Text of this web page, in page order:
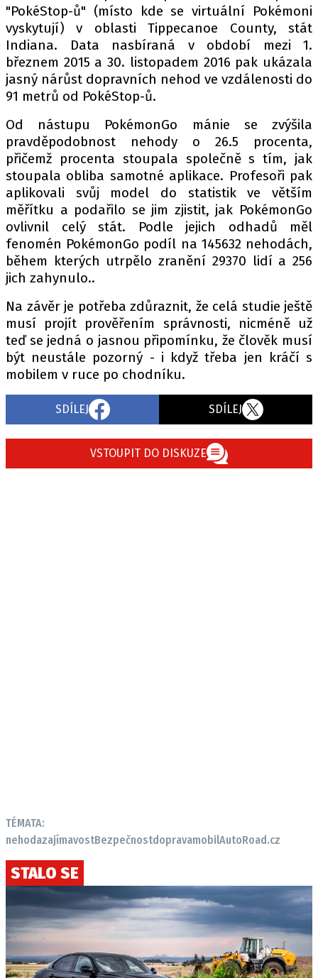
"PokéStop-ů" (místo kde se virtuální Pokémoni
vyskytují) v oblasti Tippecanoe County, stát
Indiana. Data nasbíraná v období mezi 1.
březnem 2015 a 30. listopadem 2016 pak ukázala
jasný nárůst dopravních nehod ve vzdálenosti do
91 metrů od PokéStop-ů.
Od nástupu PokémonGo mánie se zvýšila
pravděpodobnost nehody o 26.5 procenta,
přičemž procenta stoupala společně s tím, jak
stoupala obliba samotné aplikace. Profesoři pak
aplikovali svůj model do statistik ve větším
měřítku a podařilo se jim zjistit, jak PokémonGo
ovlivnil celý stát. Podle jejich odhadů měl
fenomén PokémonGo podíl na 145632 nehodách,
během kterých utrpělo zranění 29370 lidí a 256
jich zahynulo..
Na závěr je potřeba zdůraznit, že celá studie ještě
musí projít prověřením správnosti, nicméně už
teď se jedná o jasnou připomínku, že člověk musí
být neustále pozorný - i když třeba jen kráčí s
mobilem v ruce po chodníku.
SDÍLEJ SDÍLEJ
VSTOUPIT DO DISKUZE
TÉMATA:
nehodazajímavostBezpečnostdopravamobilAutoRoad.cz
STALO SE